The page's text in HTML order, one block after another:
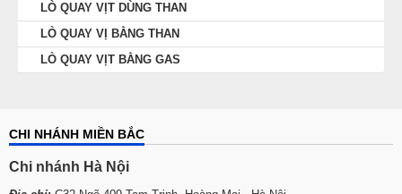
LÒ QUAY VỊT DÙNG THAN
LÒ QUAY VỊ BẰNG THAN
LÒ QUAY VỊT BẰNG GAS
CHI NHÁNH MIỀN BẮC
Chi nhánh Hà Nội